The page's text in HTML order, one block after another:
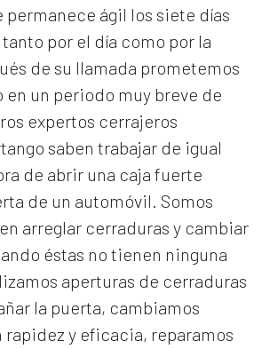
permanece ágil los siete días
por el día como por la
de su llamada prometemos
en un periodo muy breve de
expertos cerrajeros
saben trabajar de igual
de abrir una caja fuerte
de un automóvil. Somos
arreglar cerraduras y cambiar
éstas no tienen ninguna
aperturas de cerraduras
la puerta, cambiamos
y eficacia, reparamos